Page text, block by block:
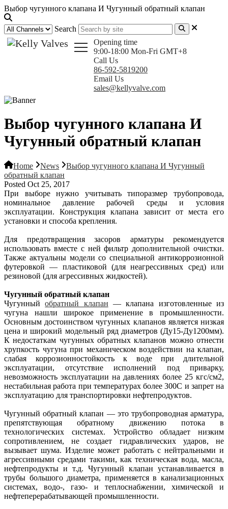
Выбор чугунного клапана И Чугунный обратный клапан
Search
Opening time
9:00-18:00 Mon-Fri GMT+8
Call Us
86-592-5819200
Email Us
sales@kellyvalve.com
Выбор чугунного клапана И
Чугунный обратный клапан
Home News
Выбор чугунного клапана И Чугунный
обратный клапан
Posted Oct 25, 2017
При выборе нужно учитывать типоразмер трубопровода,
номинальное давление рабочей среды и условия
эксплуатации. Конструкция клапана зависит от места его
установки и способа крепления.
Для предотвращения засоров арматуры рекомендуется
использовать вместе с ней фильтр дополнительной очистки.
Также актуальны модели со специальной антикоррозионной
футеровкой — пластиковой (для неагрессивных сред) или
резиновой (для агрессивных жидкостей).
Чугунный обратный клапан
Чугунныйобратный клапан — клапана изготовленные из
чугуна нашли широкое применение в промышленности.
Основным достоинством чугунных клапанов является низкая
цена и широкий модельный ряд диаметров (Ду15-Ду1200мм).
К недостаткам чугунных обратных клапанов можно отнести
хрупкость чугуна при механическом воздействии на клапан,
слабая коррозионностойкость к воде при длительной
эксплуатации, отсутствие исполнений под приварку,
невозможность эксплуатации на давлениях более 25 кгс/см2,
нестабильная работа при температурах более 300С и запрет на
эксплуатацию для транспортировки нефтепродуктов.
Чугунный обратный клапан — это трубопроводная арматура,
препятствующая обратному движению потока в
технологических системах. Устройство обладает низким
сопротивлением, не создает гидравлических ударов, не
вызывает шума. Изделие может работать с нейтральными и
агрессивными средами такими, как техническая вода, масла,
нефтепродукты и т.д. Чугунный клапан устанавливается в
трубы большого диаметра, применяется в канализационных
системах, водо-, газо- и теплоснабжении, химической и
нефтеперерабатывающей промышленности.